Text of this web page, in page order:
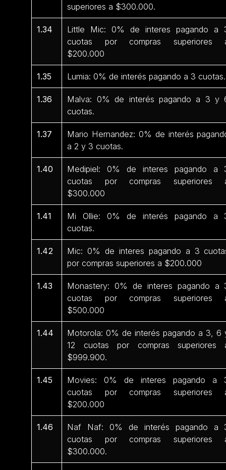
superiores a $300.000.
1.34
Little Mic: 0% de interes pagando a
cuotas por compras superiores
$200.000
1.35 Lumia: 0% de interés pagando a 3 cuotas.
1.36
Malva: 0% de interés pagando a 3 y
cuotas.
1.37
Mario Hernandez: 0% de interés
a 2 y 3 cuotas.
1.40
Medipiel: 0% de interes pagando a
cuotas por compras superiores
$300.000
1.41
Mi Ollie: 0% de interés pagando a
cuotas.
1.42
Mic: 0% de interes pagando a 3
por compras superiores a $200.000
1.43
Monastery: 0% de interes pagando a
cuotas por compras superiores
$500.000
1.44
Motorola: 0% de interés pagando a 3, 6
12 cuotas por compras superiores
$999.900.
1.45
Movies: 0% de interes pagando a
cuotas por compras superiores
$200.000
1.46
Naf Naf: 0% de interés pagando a
cuotas por compras superiores
$300.000.